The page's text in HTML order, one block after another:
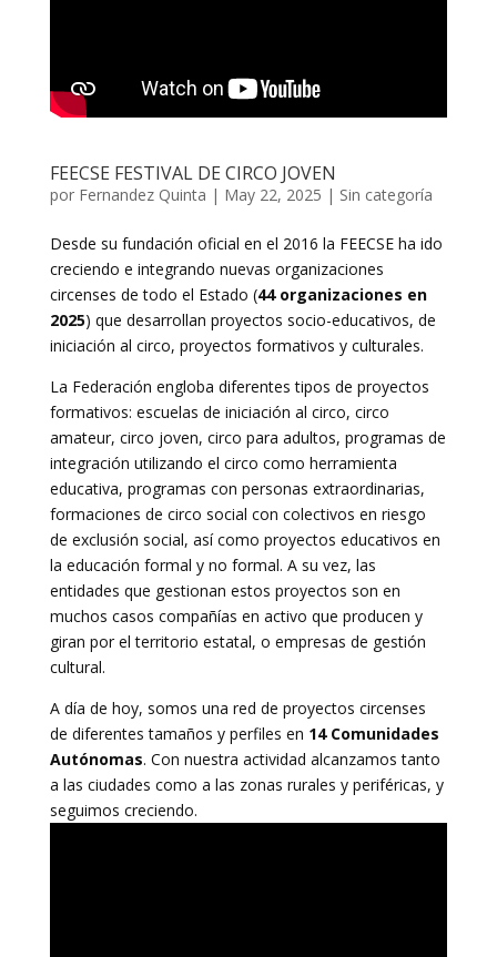
FEECSE FESTIVAL DE CIRCO JOVEN
por Fernandez Quinta | May 22, 2025 | Sin categoría
Desde su fundación oficial en el 2016 la FEECSE ha ido
creciendo e integrando nuevas organizaciones
circenses de todo el Estado (44 organizaciones en
2025) que desarrollan proyectos socio-educativos, de
iniciación al circo, proyectos formativos y culturales.
La Federación engloba diferentes tipos de proyectos
formativos: escuelas de iniciación al circo, circo
amateur, circo joven, circo para adultos, programas de
integración utilizando el circo como herramienta
educativa, programas con personas extraordinarias,
formaciones de circo social con colectivos en riesgo
de exclusión social, así como proyectos educativos en
la educación formal y no formal. A su vez, las
entidades que gestionan estos proyectos son en
muchos casos compañías en activo que producen y
giran por el territorio estatal, o empresas de gestión
cultural.
A día de hoy, somos una red de proyectos circenses
de diferentes tamaños y perfiles en 14 Comunidades
Autónomas. Con nuestra actividad alcanzamos tanto
a las ciudades como a las zonas rurales y periféricas, y
seguimos creciendo.